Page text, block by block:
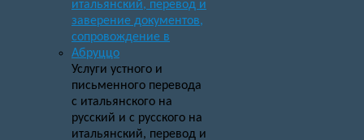
Услуги устного и
письменного перевода
с итальянского на
русский и с русского на
итальянский, перевод и